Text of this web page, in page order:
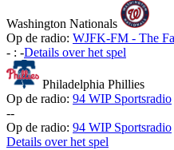
Washington Nationals
Op de radio: WJFK-FM - The
- : -Details over het spel
Philadelphia Phillies
Op de radio: 94 WIP Sportsradio
--
Op de radio: 94 WIP Sportsradio
Details over het spel